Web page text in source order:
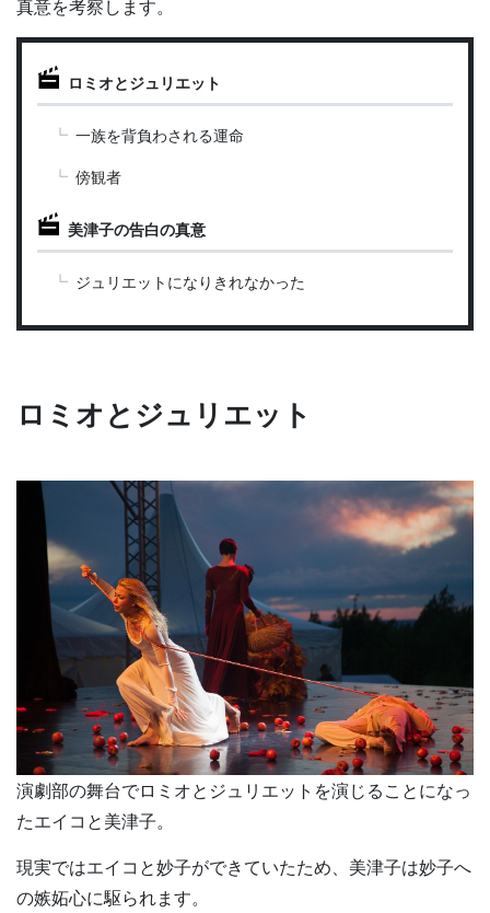
真意を考察します。
ロミオとジュリエット
一族を背負わされる運命
傍観者
美津子の告白の真意
ジュリエットになりきれなかった
ロミオとジュリエット
演劇部の舞台でロミオとジュリエットを演じることになっ
たエイコと美津子。
現実ではエイコと妙子ができていたため、美津子は妙子へ
の嫉妬心に駆られます。